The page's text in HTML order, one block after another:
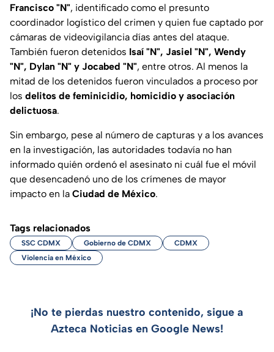
Francisco "N", identificado como el presunto
coordinador logístico del crimen y quien fue captado por
cámaras de videovigilancia días antes del ataque.
También fueron detenidos Isaí "N", Jasiel "N", Wendy
"N", Dylan "N" y Jocabed "N", entre otros. Al menos la
mitad de los detenidos fueron vinculados a proceso por
los delitos de feminicidio, homicidio y asociación
delictuosa.
Sin embargo, pese al número de capturas y a los avances
en la investigación, las autoridades todavía no han
informado quién ordenó el asesinato ni cuál fue el móvil
que desencadenó uno de los crímenes de mayor
impacto en la Ciudad de México.
Tags relacionados
SSC CDMX Gobierno de CDMX
CDMX
Violencia en México
¡No te pierdas nuestro contenido, sigue a
Azteca Noticias en Google News!